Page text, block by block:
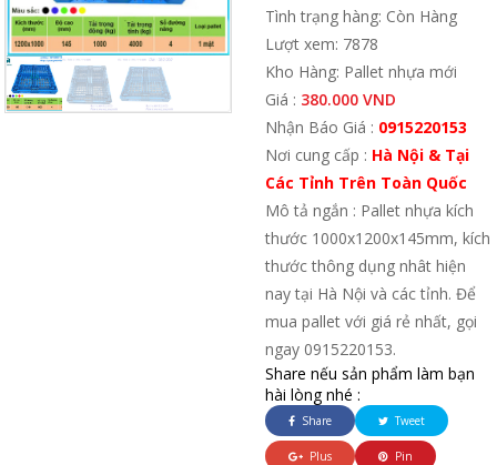
Tình trạng hàng: Còn Hàng
Lượt xem: 7878
Kho Hàng: Pallet nhựa mới
Giá : 380.000 VND
Nhận Báo Giá : 0915220153
Nơi cung cấp : Hà Nội & Tại
Các Tỉnh Trên Toàn Quốc
Mô tả ngắn : Pallet nhựa kích
thước 1000x1200x145mm, kích
thước thông dụng nhât hiện
nay tại Hà Nội và các tỉnh. Để
mua pallet với giá rẻ nhất, gọi
ngay 0915220153.
Share nếu sản phẩm làm bạn
hài lòng nhé :
Share Tweet
Plus Pin